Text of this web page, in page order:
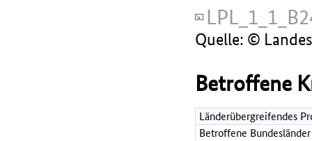
Quelle: ©
Betroffene
Länderübergreifendes
Betroffene Bundesländer